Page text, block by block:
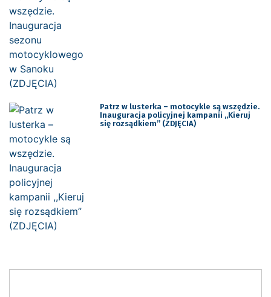
Patrz w lusterka – motocykle są wszędzie.
Inauguracja policyjnej kampanii ,,Kieruj
się rozsądkiem” (ZDJĘCIA)